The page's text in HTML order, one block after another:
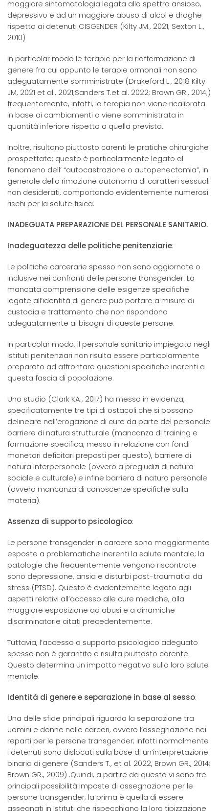
maggiore sintomatologia legata allo spettro ansioso,
depressivo e ad un maggiore abuso di alcol e droghe
rispetto ai detenuti CISGENDER (Kilty JM., 2021; Sexton L.,
2010)
In particolar modo le terapie per la riaffermazione di
genere fra cui appunto le terapie ormonali non sono
adeguatamente somministrate (Drakeford L., 2018 Kilty
JM, 2021 et al., 2021;Sanders T.et al. 2022; Brown GR., 2014;)
frequentemente, infatti, la terapia non viene ricalibrata
in base ai cambiamenti o viene somministrata in
quantità inferiore rispetto a quella prevista.
Inoltre, risultano piuttosto carenti le pratiche chirurgiche
prospettate; questo è particolarmente legato al
fenomeno dell’ “autocastrazione o autopenectomia”, in
generale della rimozione autonoma di caratteri sessuali
non desiderati, comportando evidentemente numerosi
rischi per la salute fisica.
INADEGUATA PREPARAZIONE DEL PERSONALE SANITARIO.
Inadeguatezza delle politiche penitenziarie:
Le politiche carcerarie spesso non sono aggiornate o
inclusive nei confronti delle persone transgender. La
mancata comprensione delle esigenze specifiche
legate all’identità di genere può portare a misure di
custodia e trattamento che non rispondono
adeguatamente ai bisogni di queste persone.
In particolar modo, il personale sanitario impiegato negli
istituti penitenziari non risulta essere particolarmente
preparato ad affrontare questioni specifiche inerenti a
questa fascia di popolazione.
Uno studio (Clark KA., 2017) ha messo in evidenza,
specificatamente tre tipi di ostacoli che si possono
delineare nell’erogazione di cure da parte del personale:
barriere di natura strutturale (mancanza di training e
formazione specifica, messo in relazione con fondi
monetari deficitari preposti per questo), barriere di
natura interpersonale (ovvero a pregiudizi di natura
sociale e culturale) e infine barriera di natura personale
(ovvero mancanza di conoscenze specifiche sulla
materia).
Assenza di supporto psicologico:
Le persone transgender in carcere sono maggiormente
esposte a problematiche inerenti la salute mentale; la
patologie che frequentemente vengono riscontrate
sono depressione, ansia e disturbi post-traumatici da
stress (PTSD). Questo è evidentemente legato agli
aspetti relativi all’accesso alle cure mediche, alla
maggiore esposizione ad abusi e a dinamiche
discriminatorie citati precedentemente.
Tuttavia, l’accesso a supporto psicologico adeguato
spesso non è garantito e risulta piuttosto carente.
Questo determina un impatto negativo sulla loro salute
mentale.
Identità di genere e separazione in base al sesso:
Una delle sfide principali riguarda la separazione tra
uomini e donne nelle carceri, ovvero l’assegnazione nei
reparti per le persone transgender; infatti normalmente
i detenuti sono dislocati sulla base di un’interpretazione
binaria di genere (Sanders T., et al. 2022, Brown GR., 2014;
Brown GR., 2009) .Quindi, a partire da questo vi sono tre
principali possibilità imposte di assegnazione per le
persone transgender; la prima è quella di essere
assegnati in Istituti che rispecchiano la loro tipizzazione